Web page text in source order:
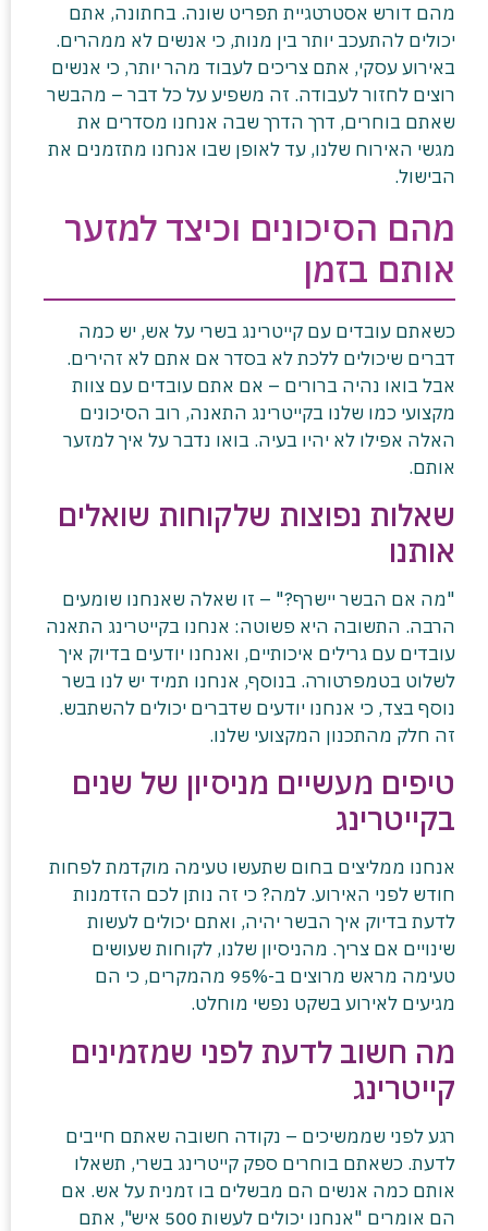
מהם דורש אסטרטגיית תפריט שונה. בחתונה, אתם
יכולים להתעכב יותר בין מנות, כי אנשים לא ממהרים.
באירוע עסקי, אתם צריכים לעבוד מהר יותר, כי אנשים
רוצים לחזור לעבודה. זה משפיע על כל דבר – מהבשר
שאתם בוחרים, דרך הדרך שבה אנחנו מסדרים את
מגשי האירוח שלנו, עד לאופן שבו אנחנו מתזמנים את
הבישול.
מהם הסיכונים וכיצד למזער
אותם בזמן
כשאתם עובדים עם קייטרינג בשרי על אש, יש כמה
דברים שיכולים ללכת לא בסדר אם אתם לא זהירים.
אבל בואו נהיה ברורים – אם אתם עובדים עם צוות
מקצועי כמו שלנו בקייטרינג התאנה, רוב הסיכונים
האלה אפילו לא יהיו בעיה. בואו נדבר על איך למזער
אותם.
שאלות נפוצות שלקוחות שואלים
אותנו
"מה אם הבשר יישרף?" – זו שאלה שאנחנו שומעים
הרבה. התשובה היא פשוטה: אנחנו בקייטרינג התאנה
עובדים עם גרילים איכותיים, ואנחנו יודעים בדיוק איך
לשלוט בטמפרטורה. בנוסף, אנחנו תמיד יש לנו בשר
נוסף בצד, כי אנחנו יודעים שדברים יכולים להשתבש.
זה חלק מהתכנון המקצועי שלנו.
טיפים מעשיים מניסיון של שנים
בקייטרינג
אנחנו ממליצים בחום שתעשו טעימה מוקדמת לפחות
חודש לפני האירוע. למה? כי זה נותן לכם הזדמנות
לדעת בדיוק איך הבשר יהיה, ואתם יכולים לעשות
שינויים אם צריך. מהניסיון שלנו, לקוחות שעושים
טעימה מראש מרוצים ב-95% מהמקרים, כי הם
מגיעים לאירוע בשקט נפשי מוחלט.
מה חשוב לדעת לפני שמזמינים
קייטרינג
רגע לפני שממשיכים – נקודה חשובה שאתם חייבים
לדעת. כשאתם בוחרים ספק קייטרינג בשרי, תשאלו
אותם כמה אנשים הם מבשלים בו זמנית על אש. אם
הם אומרים "אנחנו יכולים לעשות 500 איש", אתם